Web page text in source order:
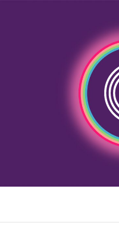
Blog do